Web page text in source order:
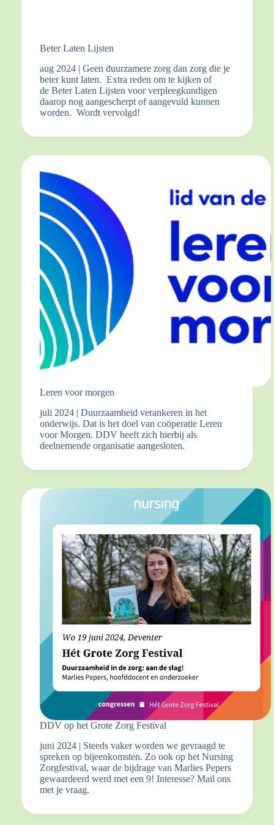
Beter Laten Lijsten
aug 2024 | Geen duurzamere zorg dan zorg die je
beter kunt laten. Extra reden om te kijken of
de Beter Laten Lijsten voor verpleegkundigen
daarop nog aangescherpt of aangevuld kunnen
worden. Wordt vervolgd!
Leren voor morgen
juli 2024 | Duurzaamheid verankeren in het
onderwijs. Dat is het doel van coöperatie Leren
voor Morgen. DDV heeft zich hierbij als
deelnemende organisatie aangesloten.
DDV op het Grote Zorg Festival
juni 2024 | Steeds vaker worden we gevraagd te
spreken op bijeenkomsten. Zo ook op het Nursing
Zorgfestival, waar de bijdrage van Marlies Pepers
gewaardeerd werd met een 9! Interesse? Mail ons
met je vraag.